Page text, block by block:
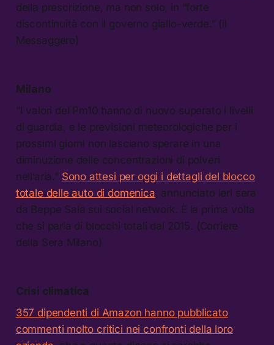
della prescrizione, ma non solo, in “forte
discontinuità con il governo giallo-verde.” (il
Messaggero)
Milano
“I valori del Pm10 hanno di nuovo superato i livelli
di guardia, e le previsioni meteorologiche per i
prossimi giorni non lasciano sperare in una
diminuzione delle concentrazioni di polveri
nell’aria.” Sono attesi per oggi i dettagli del blocco
totale delle auto di domenica, annunciato ieri sera
da Beppe Sala sui social network. È la prima volta
che si parla di blocchi totali dal 2015. (Corriere
della Sera Milano)
Crisi climatica
357 dipendenti di Amazon hanno pubblicato
commenti molto critici nei confronti della loro